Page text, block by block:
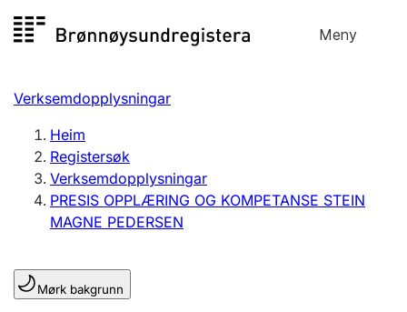
til
Meny
Registersøk
Aksjeselskap
Enkeltpersonføretak
Registrere, endre, slette
Lag og foreining
Registrere, endre, slette
Verksemdopplysningar
Heim
Registersøk
Verksemdopplysningar
PRESIS OPPLÆRING OG KOMPETANSE STEIN
MAGNE PEDERSEN
Mørk bakgrunn